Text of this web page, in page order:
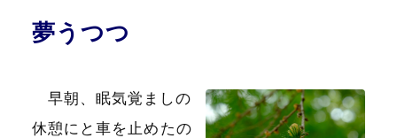
夢うつつ
早朝、眠気覚ましの
休憩にと車を止めたの